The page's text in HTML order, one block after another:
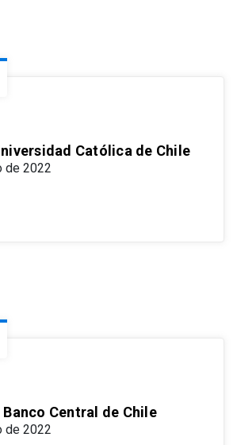
Católica de Chile
de 2022
Central de Chile
de 2022